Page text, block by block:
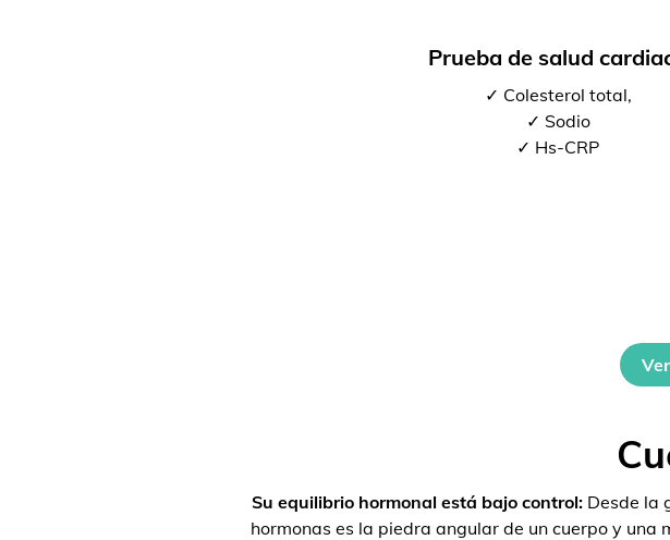
Prueba de salud
✓ Colesterol total,
✓ Sodio
✓ Hs-CRP
Su equilibrio hormonal está bajo control: Desde la
hormonas es la piedra angular de un cuerpo y